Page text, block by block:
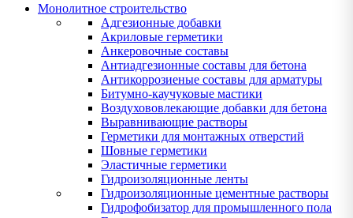
Монолитное строительство
Адгезионные добавки
Акриловые герметики
Анкеровочные составы
Антиадгезионные составы для бетона
Антикоррозиеные составы для арматуры
Битумно-каучуковые мастики
Воздухововлекающие добавки для бетона
Выравнивающие растворы
Герметики для монтажных отверстий
Шовные герметики
Эластичные герметики
Гидроизоляционные ленты
Гидроизоляционные цементные растворы
Гидрофобизатор для промышленного пола